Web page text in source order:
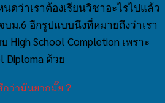
ดว่าเราต้องเรียนวิชาอะไรไปแล้ว
บม.6 อีกรูปแบบนึงที่หมายถึงว่าเรา
School Completion เพราะ
Diploma ด้วย
กว่ามันยากมั๊ย ?